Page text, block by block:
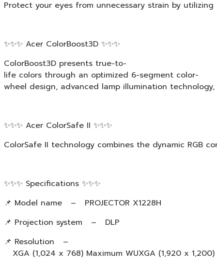
Protect your eyes from unnecessary strain by
✨✨✨ Acer ColorBoost3D ✨✨✨
ColorBoost3D presents true-to-
life colors through an optimized 6-segment color-
wheel design, advanced lamp illumination
✨✨✨ Acer ColorSafe II ✨✨✨
ColorSafe II technology combines the dynamic RGB
✨✨✨ Specifications ✨✨✨
📌 Model name – PROJECTOR X1228H
📌 Projection system – DLP
📌 Resolution –
XGA (1,024 x 768) Maximum WUXGA (1,920 x 1,200)